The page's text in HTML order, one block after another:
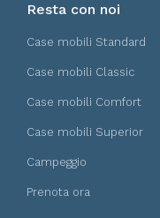
Resta con noi
Case mobili Standard
Case mobili Classic
Case mobili Comfort
Case mobili Superior
Campeggio
Prenota ora